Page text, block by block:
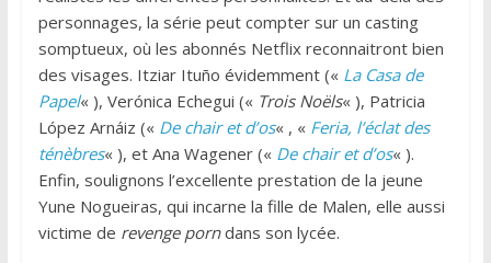
personnages, la série peut compter sur un casting
somptueux, où les abonnés Netflix reconnaitront bien
des visages. Itziar Ituño évidemment (« La Casa de
Papel« ), Verónica Echegui (« Trois Noëls« ), Patricia
López Arnáiz (« De chair et d’os« , « Feria, l’éclat des
ténèbres« ), et Ana Wagener (« De chair et d’os« ).
Enfin, soulignons l’excellente prestation de la jeune
Yune Nogueiras, qui incarne la fille de Malen, elle aussi
victime de revenge porndans son lycée.